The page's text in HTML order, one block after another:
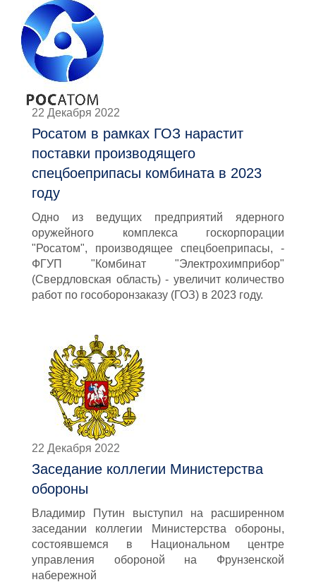
22 Декабря 2022
Росатом в рамках ГОЗ нарастит
поставки производящего
спецбоеприпасы комбината в 2023
году
Одно из ведущих предприятий ядерного
оружейного комплекса госкорпорации
"Росатом", производящее спецбоеприпасы, -
ФГУП "Комбинат "Электрохимприбор"
(Свердловская область) - увеличит количество
работ по гособоронзаказу (ГОЗ) в 2023 году.
22 Декабря 2022
Заседание коллегии Министерства
обороны
Владимир Путин выступил на расширенном
заседании коллегии Министерства обороны,
состоявшемся в Национальном центре
управления обороной на Фрунзенской
набережной